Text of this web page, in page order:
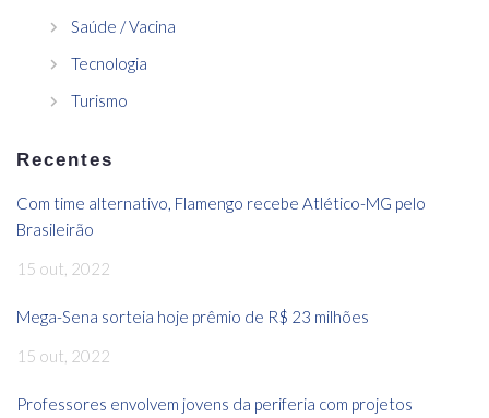
Saúde / Vacina
Tecnologia
Turismo
Recentes
Com time alternativo, Flamengo recebe Atlético-MG pelo
Brasileirão
15 out, 2022
Mega-Sena sorteia hoje prêmio de R$ 23 milhões
15 out, 2022
Professores envolvem jovens da periferia com projetos